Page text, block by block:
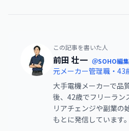
この記事を書いた人
前田 壮一 ＠SOHO編
元メーカー管理職・43
大手電機メーカーで品
後、42歳でフリーラン
リアチェンジや副業の
もとに発信しています。